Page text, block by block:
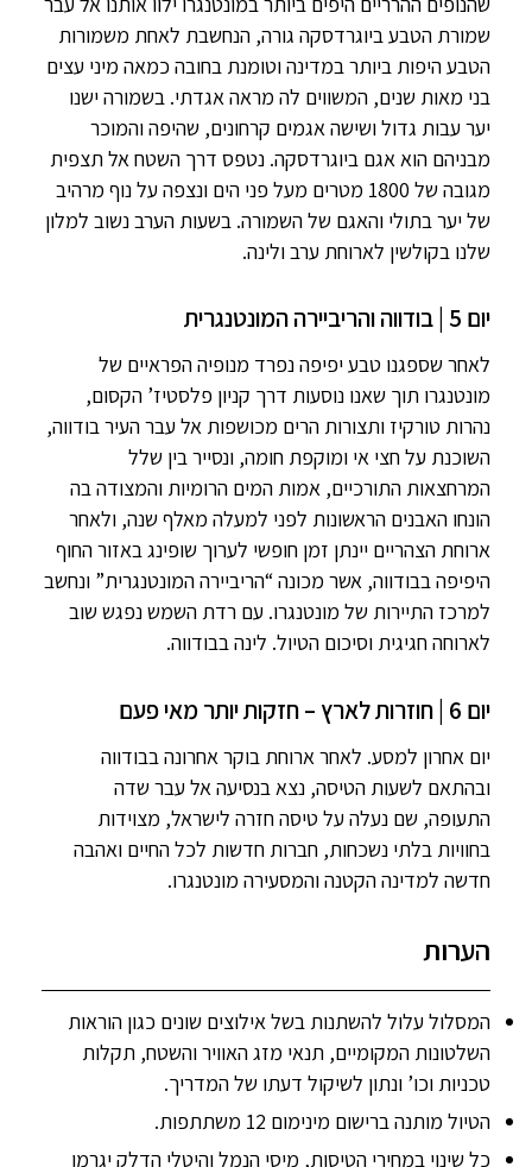
שמורת הטבע ביוגרדסקה גורה, הנחשבת לאחת משמורות
הטבע היפות ביותר במדינה וטומנת בחובה כמאה מיני עצים
בני מאות שנים, המשווים לה מראה אגדתי. בשמורה ישנו
יער עבות גדול ושישה אגמים קרחונים, שהיפה והמוכר
מבניהם הוא אגם ביוגרדסקה. נטפס דרך השטח אל תצפית
מגובה של 1800 מטרים מעל פני הים ונצפה על נוף מרהיב
של יער בתולי והאגם של השמורה. בשעות הערב נשוב למלון
שלנו בקולשין לארוחת ערב ולינה.
יום 5 | בודווה והריביירה המונטנגרית
לאחר שספגנו טבע יפיפה נפרד מנופיה הפראיים של
מונטנגרו תוך שאנו נוסעות דרך קניון פלסטיז’ הקסום,
נהרות טורקיז ותצורות הרים מכושפות אל עבר העיר בודווה,
השוכנת על חצי אי ומוקפת חומה, ונסייר בין שלל
המרחצאות התורכיים, אמות המים הרומיות והמצודה בה
הונחו האבנים הראשונות לפני למעלה מאלף שנה, ולאחר
ארוחת הצהריים יינתן זמן חופשי לערוך שופינג באזור החוף
היפיפה בבודווה, אשר מכונה “הריביירה המונטנגרית” ונחשב
למרכז התיירות של מונטנגרו. עם רדת השמש נפגש שוב
לארוחה חגיגית וסיכום הטיול. לינה בבודווה.
יום 6 | חוזרות לארץ – חזקות יותר מאי פעם
יום אחרון למסע. לאחר ארוחת בוקר אחרונה בבודווה
ובהתאם לשעות הטיסה, נצא בנסיעה אל עבר שדה
התעופה, שם נעלה על טיסה חזרה לישראל, מצוידות
בחוויות בלתי נשכחות, חברות חדשות לכל החיים ואהבה
חדשה למדינה הקטנה והמסעירה מונטנגרו.
הערות
המסלול עלול להשתנות בשל אילוצים שונים כגון הוראות
השלטונות המקומיים, תנאי מזג האוויר והשטח, תקלות
טכניות וכו’ ונתון לשיקול דעתו של המדריך.
הטיול מותנה ברישום מינימום 12 משתתפות.
כל שינוי במחירי הטיסות, מיסי הנמל והיטלי הדלק יגרמו